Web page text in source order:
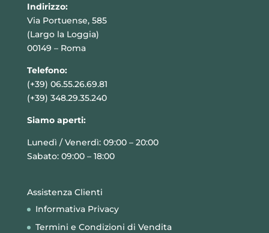
Indirizzo:
Via Portuense, 585
(Largo la Loggia)
00149 – Roma
Telefono:
(+39) 06.55.26.69.81
(+39) 348.29.35.240
Siamo aperti:
Lunedì / Venerdì: 09:00 – 20:00
Sabato: 09:00 – 18:00
Assistenza Clienti
Informativa Privacy
Termini e Condizioni di Vendita